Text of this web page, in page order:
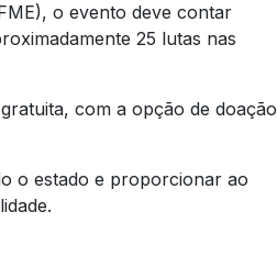
o evento deve contar
25 lutas nas
com a opção de doação
o estado e proporcionar ao